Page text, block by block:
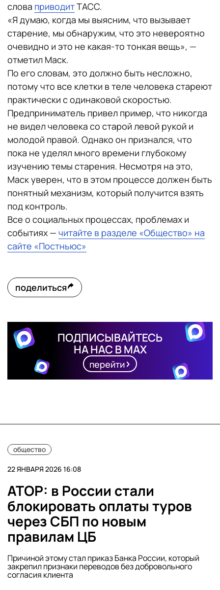
слова приводитТАСС.
«Я думаю, когда мы выясним, что вызывает
старение, мы обнаружим, что это невероятно
очевидно и это не какая-то тонкая вещь», —
отметил Маск.
По его словам, это должно быть несложно,
потому что все клетки в теле человека стареют
практически с одинаковой скоростью.
Предприниматель привел пример, что никогда
не видел человека со старой левой рукой и
молодой правой. Однако он признался, что
пока не уделял много времени глубокому
изучению темы старения. Несмотря на это,
Маск уверен, что в этом процессе должен быть
понятный механизм, который получится взять
под контроль.
Все о социальных процессах, проблемах и
событиях — читайте в разделе «Общество» на
сайте «Постньюс»
поделиться
ПОДПИСЫВАЙТЕСЬ
НА НАС В MAX
перейти
общество
22 ЯНВАРЯ 2026 16:08
АТОР: в России стали
блокировать оплаты туров
через СБП по новым
правилам ЦБ
Причиной этому стал приказ Банка России, который
закрепил признаки переводов без добровольного
согласия клиента